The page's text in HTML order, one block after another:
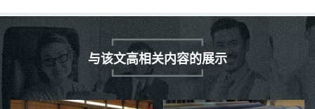
与该文高相关内容的展示